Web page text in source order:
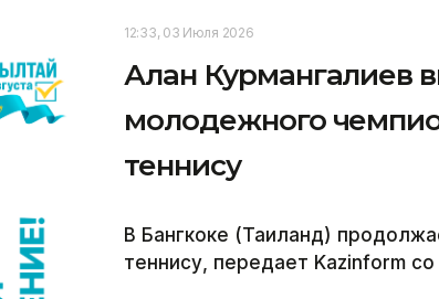
12:33, 03 Июля 2026
Алан Курмангалиев
молодежного
теннису
В Бангкоке (Таиланд)
теннису, передает Kazinform